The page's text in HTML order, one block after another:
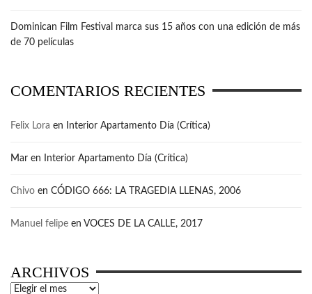
Dominican Film Festival marca sus 15 años con una edición de más
de 70 películas
COMENTARIOS RECIENTES
Felix Lora en Interior Apartamento Día (Crítica)
Mar en Interior Apartamento Día (Crítica)
Chivo en CÓDIGO 666: LA TRAGEDIA LLENAS, 2006
Manuel felipe en VOCES DE LA CALLE, 2017
ARCHIVOS
Archivos